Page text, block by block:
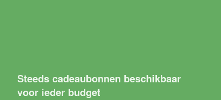
Steeds cadeaubonnen beschikbaar
voor ieder budget